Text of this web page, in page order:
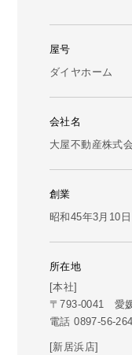
屋号
ダイヤホーム
会社名
大屋不動産株式
創業
昭和45年3月10日
所在地
[本社]
〒793-0041 愛
電話 0897-56-
[新居浜店]